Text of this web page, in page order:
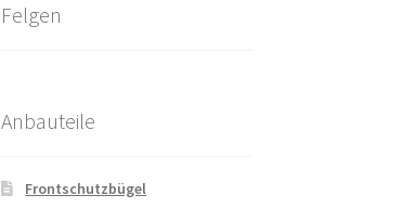
Felgen
Anbauteile
Frontschutzbügel